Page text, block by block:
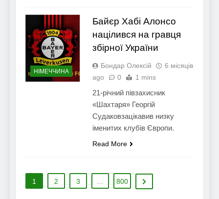
НІМЕЧЧИНА
Байєр Хабі Алонсо
націлився на гравця
збірної України
Бондар Олексій
6 місяців
ago
0 1 mins
21-річний півзахисник
«Шахтаря» Георгій
Судаковзацікавив низку
іменитих клубів Європи.
Read More
1 2 3 800